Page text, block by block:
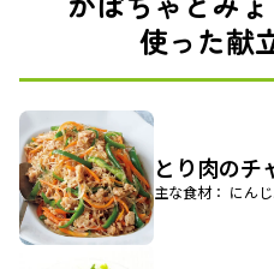
使った献
とり肉のチ
主な食材： にん